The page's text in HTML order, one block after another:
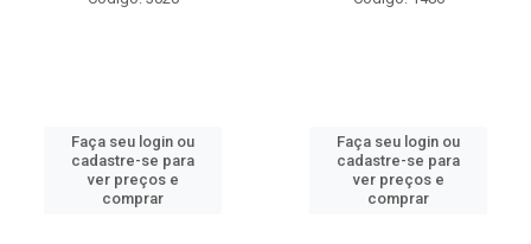
Faça seu login ou
cadastre-se para
ver preços e
comprar
Faça seu login ou
cadastre-se para
ver preços e
comprar